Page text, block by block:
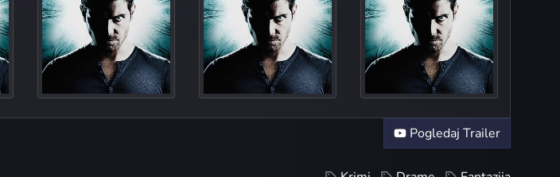
Last Grimm S Three Coins in a F
Pogledaj Trailer